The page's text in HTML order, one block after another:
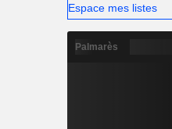
Espace mes listes
Palmarès